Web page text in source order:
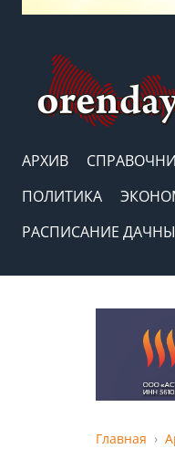
АРХИВ
ПОЛИТИКА
РАСПИСАНИЕ
Главная